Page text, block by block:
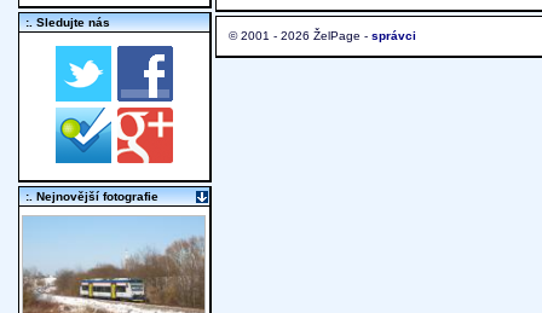
© 2001 - 2026 ŽelPage - správci
:. Sledujte nás
:. Nejnovější fotografie